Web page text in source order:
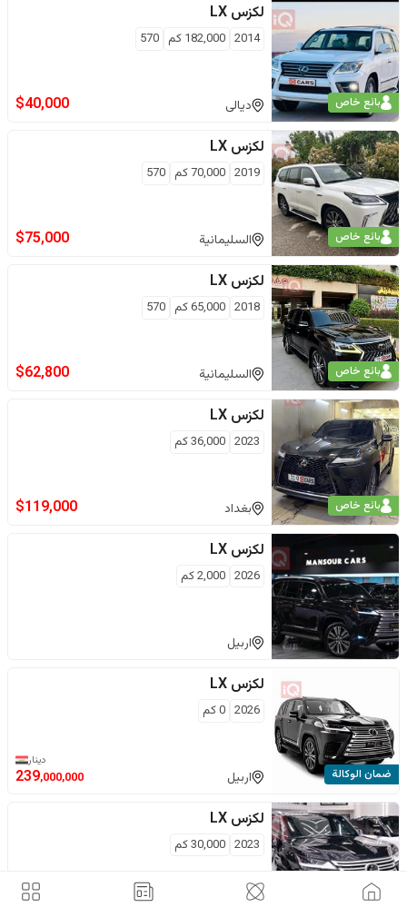
بائع خاص
لكزس LX
2014
182,000 كم 570
ديالى $40,000
بائع خاص
لكزس LX
2019
70,000كم 570
السليمانية $75,000
بائع خاص
لكزس LX
2018
65,000كم 570
السليمانية $62,800
بائع خاص
لكزس LX
2023
36,000كم
بغداد $119,000
لكزس LX
2026
2,000كم
اربيل
ضمان الوكالة
لكزس LX
2026
0كم
اربيل
دينار
239,000,000
لكزس LX
2023
30,000كم